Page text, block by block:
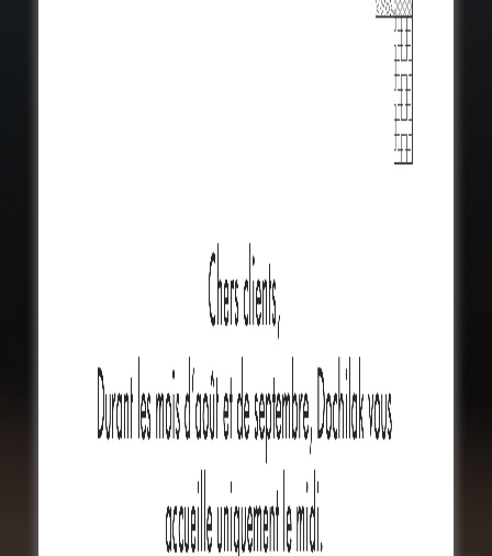
RESTAURANT
COREEN
AUTHENTIQUE